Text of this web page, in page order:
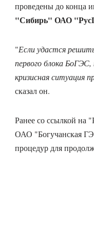
проведены до конца
"Сибирь" ОАО
"Если удастся
первого блока
кризисная ситуация
сказал он.
Ранее со ссылкой на
ОАО "Богучанская
процедур для